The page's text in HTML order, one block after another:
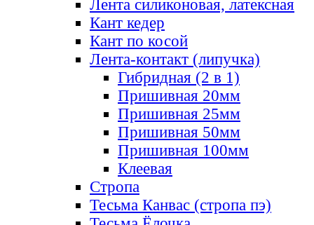
Лента силиконовая, латексная
Кант кедер
Кант по косой
Лента-контакт (липучка)
Гибридная (2 в 1)
Пришивная 20мм
Пришивная 25мм
Пришивная 50мм
Пришивная 100мм
Клеевая
Стропа
Тесьма Канвас (стропа пэ)